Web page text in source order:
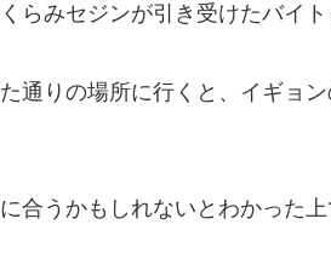
らみセジンが引き受けたバイ
通りの場所に行くと、イギョ
合うかもしれないとわかった